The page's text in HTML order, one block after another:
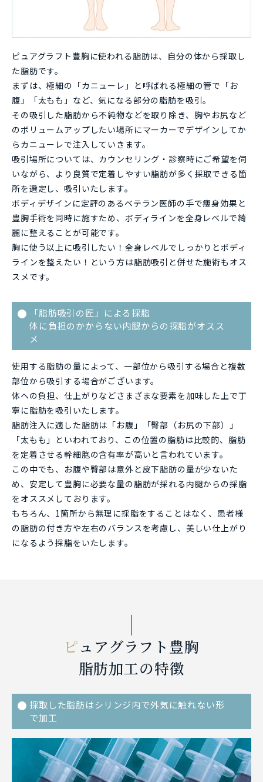
ピュアグラフト豊胸に使われる脂肪は、自分の体から採取し
た脂肪です。
まずは、極細の「カニューレ」と呼ばれる極細の管で「お
腹」「太もも」など、気になる部分の脂肪を吸引。
その吸引した脂肪から不純物などを取り除き、胸やお尻など
のボリュームアップしたい場所にマーカーでデザインしてか
らカニューレで注入していきます。
吸引場所については、カウンセリング・診察時にご希望を伺
いながら、より良質で定着しやすい脂肪が多く採取できる箇
所を選定し、吸引いたします。
ボディデザインに定評のあるベテラン医師の手で痩身効果と
豊胸手術を同時に施すため、ボディラインを全身レベルで綺
麗に整えることが可能です。
胸に使う以上に吸引したい！全身レベルでしっかりとボディ
ラインを整えたい！という方は脂肪吸引と併せた施術もオス
スメです。
「脂肪吸引の匠」による採脂
体に負担のかからない内腿からの採脂がオスス
メ
使用する脂肪の量によって、一部位から吸引する場合と複数
部位から吸引する場合がございます。
体への負担、仕上がりなどさまざまな要素を加味した上で丁
寧に脂肪を吸引いたします。
脂肪注入に適した脂肪は「お腹」「臀部（お尻の下部）」
「太もも」といわれており、この位置の脂肪は比較的、脂肪
を定着させる幹細胞の含有率が高いと言われています。
この中でも、お腹や臀部は意外と皮下脂肪の量が少ないた
め、安定して豊胸に必要な量の脂肪が採れる内腿からの採脂
をオススメしております。
もちろん、1箇所から無理に採脂をすることはなく、患者様
の脂肪の付き方や左右のバランスを考慮し、美しい仕上がり
になるよう採脂をいたします。
ピュアグラフト豊胸
脂肪加工の特徴
採取した脂肪はシリンジ内で外気に触れない形
で加工